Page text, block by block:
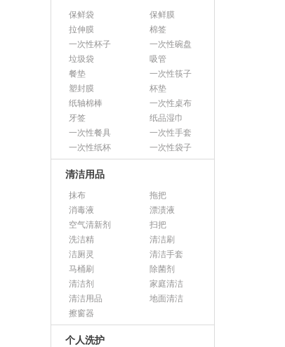
保鲜袋
保鲜膜
拉伸膜
棉签
一次性杯子
一次性碗盘
垃圾袋
吸管
餐垫
一次性筷子
塑封膜
杯垫
纸轴棉棒
一次性桌布
牙签
纸品湿巾
一次性餐具
一次性手套
一次性纸杯
一次性袋子
清洁用品
抹布
拖把
消毒液
漂渍液
空气清新剂
扫把
洗洁精
清洁刷
洁厕灵
清洁手套
马桶刷
除菌剂
清洁剂
家庭清洁
清洁用品
地面清洁
擦窗器
个人洗护